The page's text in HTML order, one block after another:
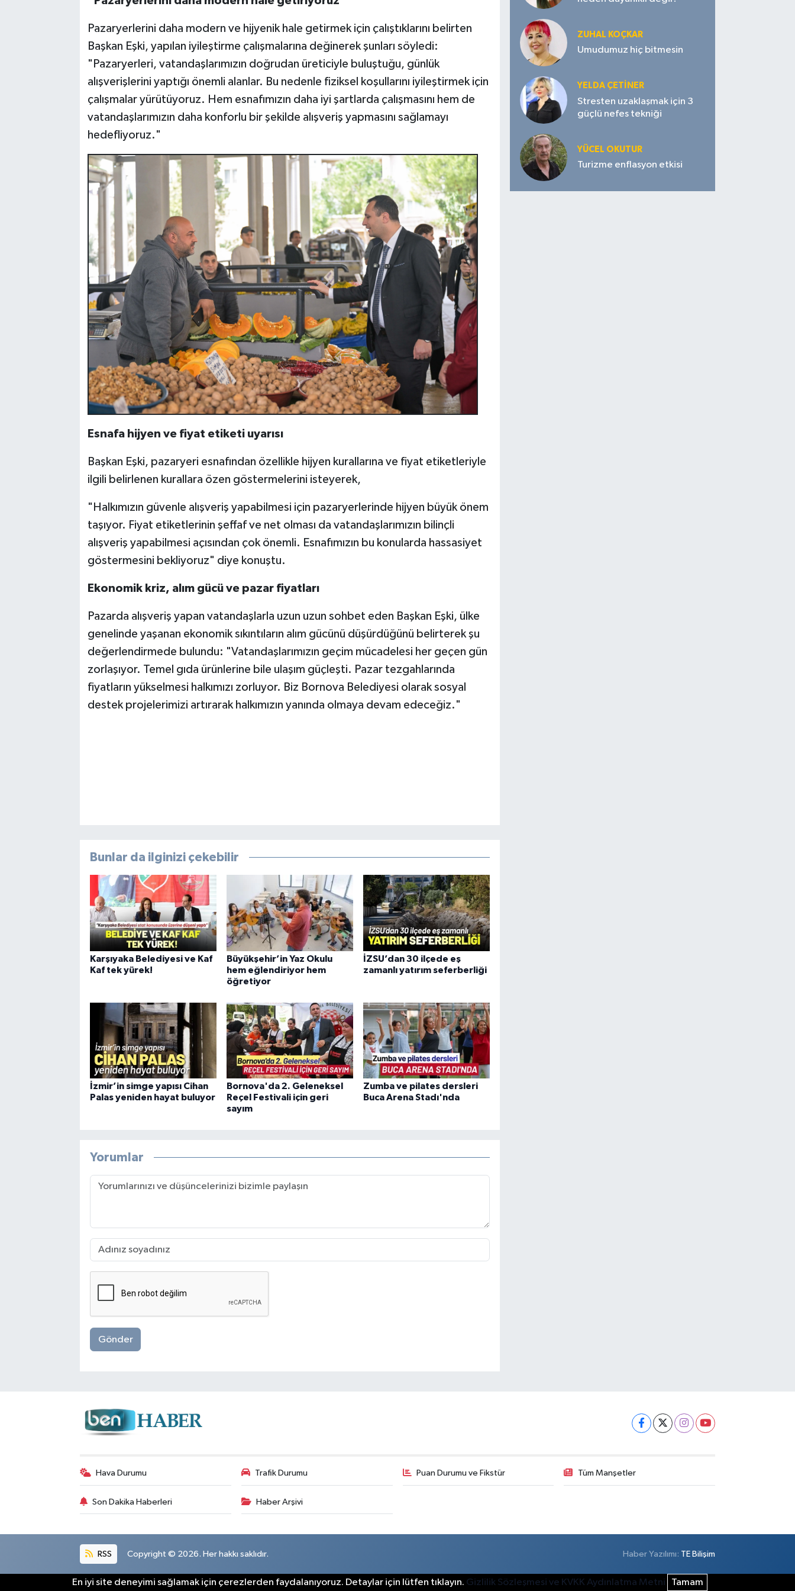
Pazaryerlerini daha modern ve hijyenik hale getirmek için çalıştıklarını belirten
Başkan Eşki, yapılan iyileştirme çalışmalarına değinerek şunları söyledi:
"Pazaryerleri, vatandaşlarımızın doğrudan üreticiyle buluştuğu, günlük
alışverişlerini yaptığı önemli alanlar. Bu nedenle fiziksel koşullarını iyileştirmek için
çalışmalar yürütüyoruz. Hem esnafımızın daha iyi şartlarda çalışmasını hem de
vatandaşlarımızın daha konforlu bir şekilde alışveriş yapmasını sağlamayı
hedefliyoruz."
Esnafa hijyen ve fiyat etiketi uyarısı
Başkan Eşki, pazaryeri esnafından özellikle hijyen kurallarına ve fiyat etiketleriyle
ilgili belirlenen kurallara özen göstermelerini isteyerek,
"Halkımızın güvenle alışveriş yapabilmesi için pazaryerlerinde hijyen büyük önem
taşıyor. Fiyat etiketlerinin şeffaf ve net olması da vatandaşlarımızın bilinçli
alışveriş yapabilmesi açısından çok önemli. Esnafımızın bu konularda hassasiyet
göstermesini bekliyoruz" diye konuştu.
Ekonomik kriz, alım gücü ve pazar fiyatları
Pazarda alışveriş yapan vatandaşlarla uzun uzun sohbet eden Başkan Eşki, ülke
genelinde yaşanan ekonomik sıkıntıların alım gücünü düşürdüğünü belirterek şu
değerlendirmede bulundu: "Vatandaşlarımızın geçim mücadelesi her geçen gün
zorlaşıyor. Temel gıda ürünlerine bile ulaşım güçleşti. Pazar tezgahlarında
fiyatların yükselmesi halkımızı zorluyor. Biz Bornova Belediyesi olarak sosyal
destek projelerimizi artırarak halkımızın yanında olmaya devam edeceğiz."
Bunlar da ilginizi çekebilir
Karşıyaka Belediyesi ve Kaf
Kaf tek yürek!
Büyükşehir’in Yaz Okulu
hem eğlendiriyor hem
öğretiyor
İZSU’dan 30 ilçede eş
zamanlı yatırım seferberliği
İzmir’in simge yapısı Cihan
Palas yeniden hayat buluyor
Bornova'da 2. Geleneksel
Reçel Festivali için geri
sayım
Zumba ve pilates dersleri
Buca Arena Stadı'nda
Yorumlar
Gönder
ZUHAL KOÇKAR
Umudumuz hiç bitmesin
YELDA ÇETİNER
Stresten uzaklaşmak için 3
güçlü nefes tekniği
YÜCEL OKUTUR
Turizme enflasyon etkisi
Hava Durumu Trafik Durumu Puan Durumu ve Fikstür Tüm Manşetler
Son Dakika Haberleri Haber Arşivi
RSS Copyright © 2026. Her hakkı saklıdır. Haber Yazılımı: TE Bilişim
En iyi site deneyimi sağlamak için çerezlerden faydalanıyoruz. Detaylar için lütfen tıklayın. Gizlilik Sözleşmesi ve KVKK Aydınlatma Metni Tamam